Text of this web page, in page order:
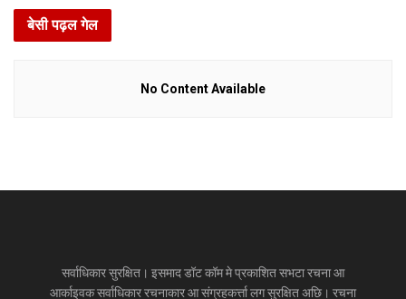
बेसी पढ़ल गेल
No Content Available
सर्वाधिकार सुरक्षित। इसमाद डॉट कॉम मे प्रकाशित सभटा रचना आ
आर्काइवक सर्वाधिकार रचनाकार आ संग्रहकर्त्ता लग सुरक्षित अछि। रचना